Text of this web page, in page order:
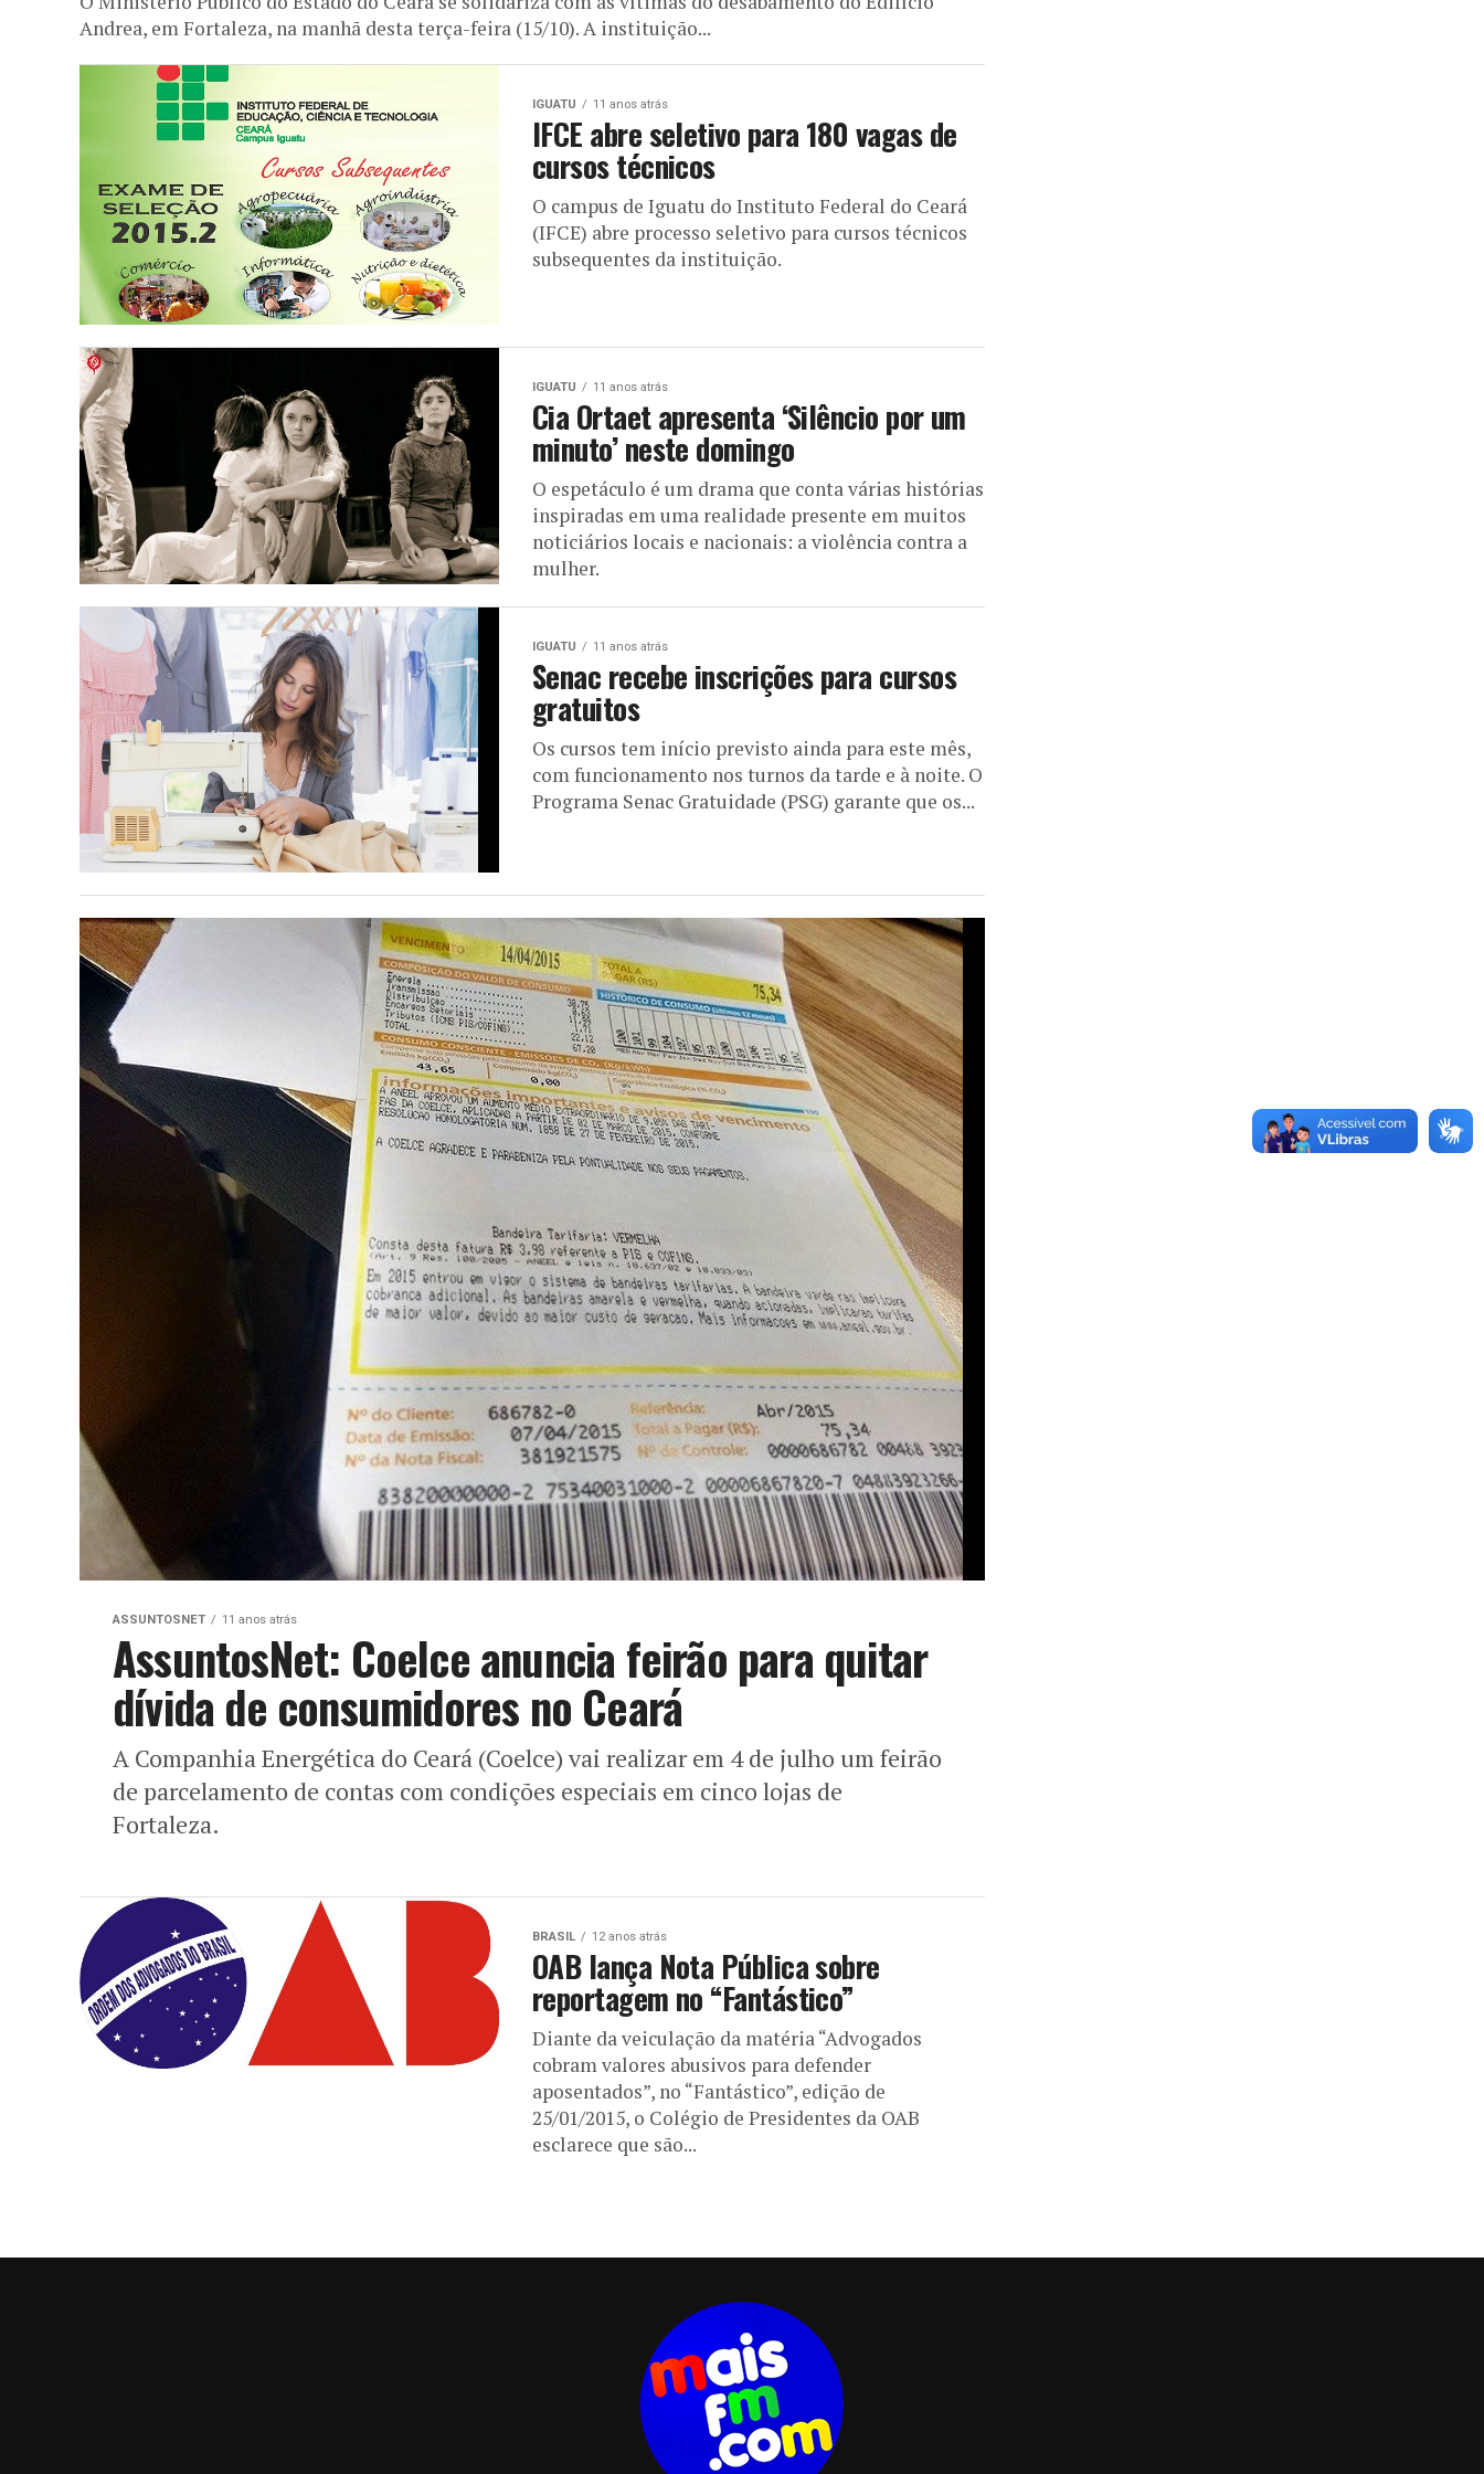
Andrea, em Fortaleza, na manhã desta terça-feira (15/10). A instituição...
IGUATU 11 anos atrás
IFCE abre seletivo para 180 vagas de
cursos técnicos
O campus de Iguatu do Instituto Federal do Ceará
(IFCE) abre processo seletivo para cursos técnicos
subsequentes da instituição.
IGUATU 11 anos atrás
Cia Ortaet apresenta ‘Silêncio por um
minuto’ neste domingo
O espetáculo é um drama que conta várias histórias
inspiradas em uma realidade presente em muitos
noticiários locais e nacionais: a violência contra a
mulher.
IGUATU 11 anos atrás
Senac recebe inscrições para cursos
gratuitos
Os cursos tem início previsto ainda para este mês,
com funcionamento nos turnos da tarde e à noite. O
Programa Senac Gratuidade (PSG) garante que os...
ASSUNTOSNET 11 anos atrás
AssuntosNet: Coelce anuncia feirão para quitar
dívida de consumidores no Ceará
A Companhia Energética do Ceará (Coelce) vai realizar em 4 de julho um feirão
de parcelamento de contas com condições especiais em cinco lojas de
Fortaleza.
BRASIL 12 anos atrás
OAB lança Nota Pública sobre
reportagem no “Fantástico”
Diante da veiculação da matéria “Advogados
cobram valores abusivos para defender
aposentados”, no “Fantástico”, edição de
25/01/2015, o Colégio de Presidentes da OAB
esclarece que são...